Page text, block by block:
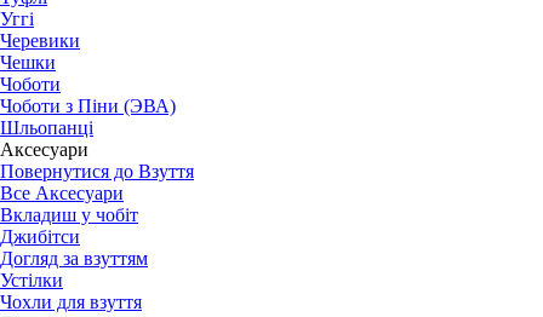
Уггі
Черевики
Чешки
Чоботи
Чоботи з Піни (ЭВА)
Шльопанці
Аксесуари
Повернутися до Взуття
Все Аксесуари
Вкладиш у чобіт
Джибітси
Догляд за взуттям
Устілки
Чохли для взуття